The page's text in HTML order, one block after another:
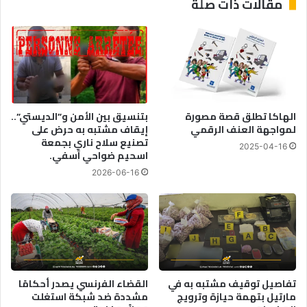
ب
ه
ذ
ل
م
ن
ا
ط
ي
ت
ج
ز
ا
ل
ج
ز
ئ
ر
الهاكا تطلق قصة مصورة
لمواجهة العنف الرقمي
2025-04-16
بتنسيق بين الأمن و”الديستي”..
إيقاف مشتبه به حرض على
تصنيع سلاح ناري بجمعة
اسحيم ضواحي آسفي.
2026-06-16
تفاصيل توقيف مشتبه به في
مارتيل بتهمة حيازة وترويج
القضاء الفرنسي يصدر أحكامًا
مشددة ضد شبكة استغلت